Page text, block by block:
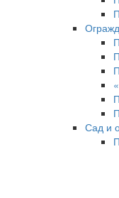
Сад и